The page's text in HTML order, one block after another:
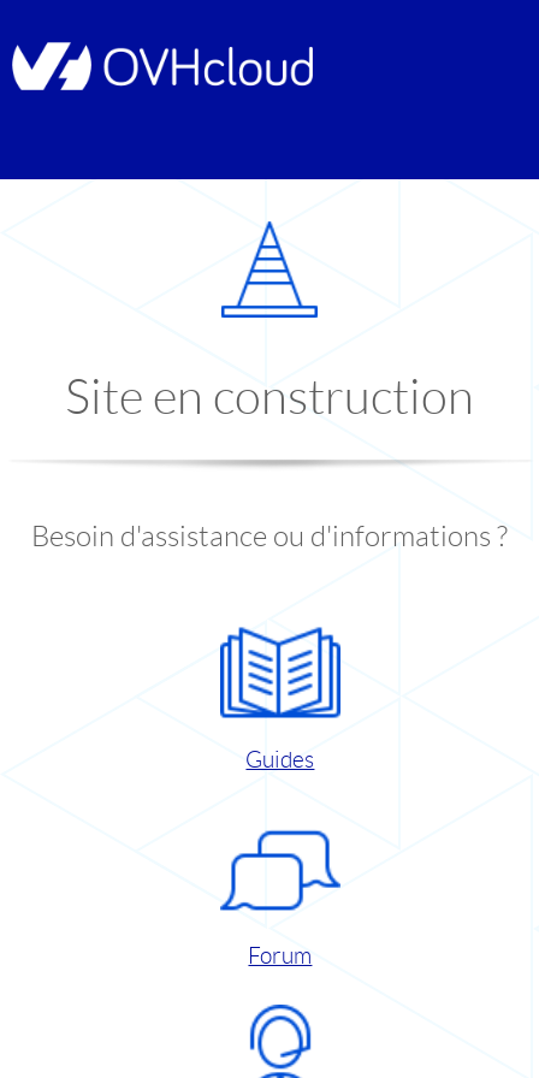
Site en construction
Besoin d'assistance ou d'informations ?
Guides
Forum